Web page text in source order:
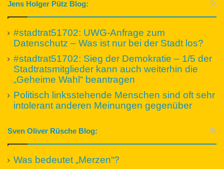
Jens Holger Pütz Blog:
#stadtrat51702: UWG-Anfrage zum
Datenschutz – Was ist nur bei der Stadt los?
#stadtrat51702: Sieg der Demokratie – 1/5 der
Stadtratsmitglieder kann auch weiterhin die
„Geheime Wahl“ beantragen
Politisch linksstehende Menschen sind oft sehr
intolerant anderen Meinungen gegenüber
Sven Oliver Rüsche Blog:
Was bedeutet „Merzen“?